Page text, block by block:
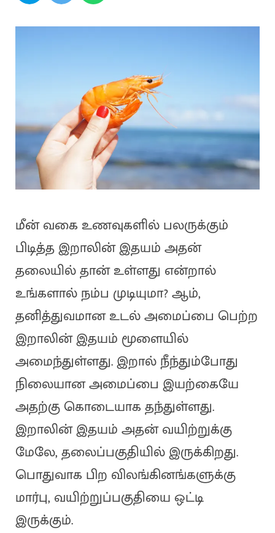
மீன் வகை உணவுகளில் பலருக்கும்
பிடித்த இறாலின் இதயம் அதன்
தலையில் தான் உள்ளது என்றால்
உங்களால் நம்ப முடியுமா? ஆம்,
தனித்துவமான உடல் அமைப்பை பெற்ற
இறாலின் இதயம் மூளையில்
அமைந்துள்ளது. இறால் நீந்தும்போது
நிலையான அமைப்பை இயற்கையே
அதற்கு கொடையாக தந்துள்ளது.
இறாலின் இதயம் அதன் வயிற்றுக்கு
மேலே, தலைப்பகுதியில் இருக்கிறது.
பொதுவாக பிற விலங்கினங்களுக்கு
மார்பு, வயிற்றுப்பகுதியை ஒட்டி
இருக்கும்.